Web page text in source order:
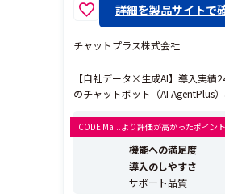
詳細を製品サイトで
チャットプラス株式会社
【自社データ×生成AI】導入実績
のチャットボット（AI AgentPlus
能なチャットシステムです。ホー
内ポータルサイト、TeamsやLINE
ことができ、カスタマーサポート
CODE Ma...より評価が高かったポイント
機能への満足度
導入のしやすさ
サポート品質